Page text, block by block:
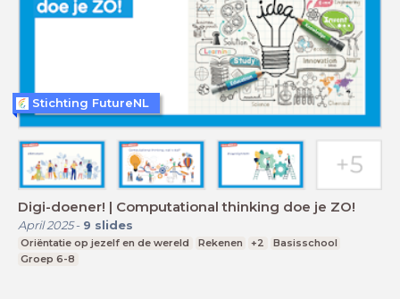
Digi-doener! | Computational thinking doe je ZO!
April 2025- 9 slides
Oriëntatie op jezelf en de wereld Rekenen +2
Basisschool
Groep 6-8
Stichting FutureNL